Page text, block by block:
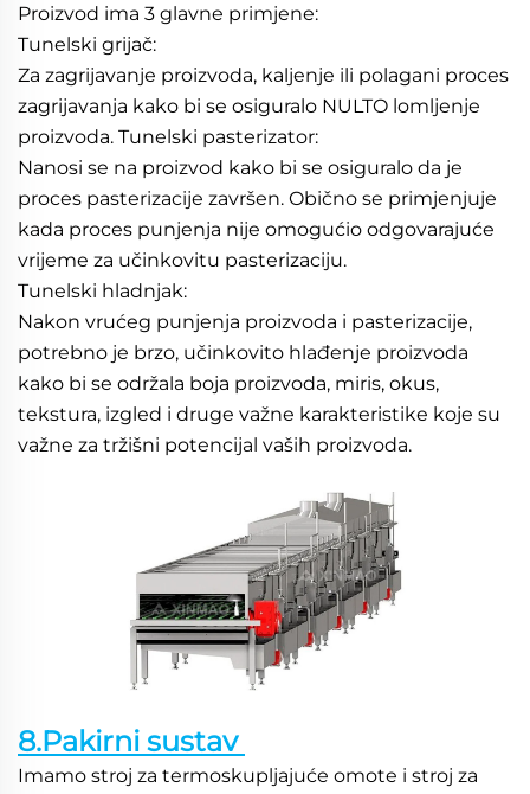
Proizvod ima 3 glavne primjene:
Tunelski grijač:
Za zagrijavanje proizvoda, kaljenje ili polagani proces
zagrijavanja kako bi se osiguralo NULTO lomljenje
proizvoda. Tunelski pasterizator:
Nanosi se na proizvod kako bi se osiguralo da je
proces pasterizacije završen. Obično se primjenjuje
kada proces punjenja nije omogućio odgovarajuće
vrijeme za učinkovitu pasterizaciju.
Tunelski hladnjak:
Nakon vrućeg punjenja proizvoda i pasterizacije,
potrebno je brzo, učinkovito hlađenje proizvoda
kako bi se održala boja proizvoda, miris, okus,
tekstura, izgled i druge važne karakteristike koje su
važne za tržišni potencijal vaših proizvoda.
8.Pakirni sustav
Imamo stroj za termoskupljajuće omote i stroj za